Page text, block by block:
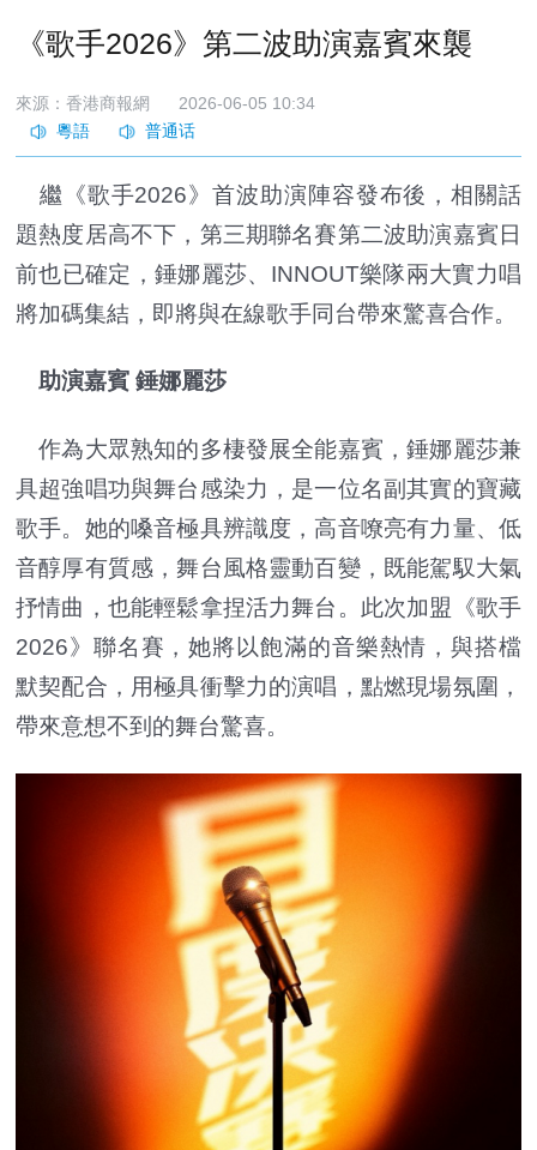
​《歌手2026》第二波助演嘉賓來襲
來源：香港商報網 2026-06-05 10:34
繼《歌手2026》首波助演陣容發布後，相關話
題熱度居高不下，第三期聯名賽第二波助演嘉賓日
前也已確定，錘娜麗莎、INNOUT樂隊兩大實力唱
將加碼集結，即將與在線歌手同台帶來驚喜合作。
助演嘉賓 錘娜麗莎
作為大眾熟知的多棲發展全能嘉賓，錘娜麗莎兼
具超強唱功與舞台感染力，是一位名副其實的寶藏
歌手。她的嗓音極具辨識度，高音嘹亮有力量、低
音醇厚有質感，舞台風格靈動百變，既能駕馭大氣
抒情曲，也能輕鬆拿捏活力舞台。此次加盟《歌手
2026》聯名賽，她將以飽滿的音樂熱情，與搭檔
默契配合，用極具衝擊力的演唱，點燃現場氛圍，
帶來意想不到的舞台驚喜。